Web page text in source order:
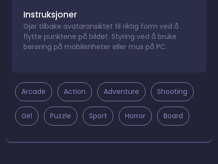
Instruksjoner
Gjør tilbake avataransiktet til riktig form ved å
flytte punktene på bildet. Styring ved å bruke
berøring på mobilenheter eller mus på PC.
Arcade Action Adventure Shooting
Girl Puzzle Sport Horror Board